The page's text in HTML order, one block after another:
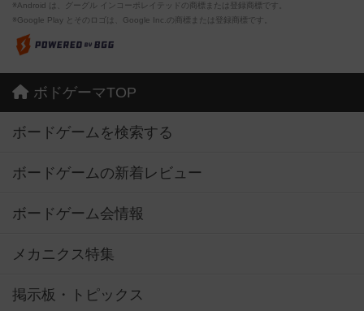
※Android は、グーグル インコーポレイテッドの商標または登録商標です。
※Google Play とそのロゴは、Google Inc.の商標または登録商標です。
ボドゲーマTOP
ボードゲームを検索する
ボードゲームの新着レビュー
ボードゲーム会情報
メカニクス特集
掲示板・トピックス